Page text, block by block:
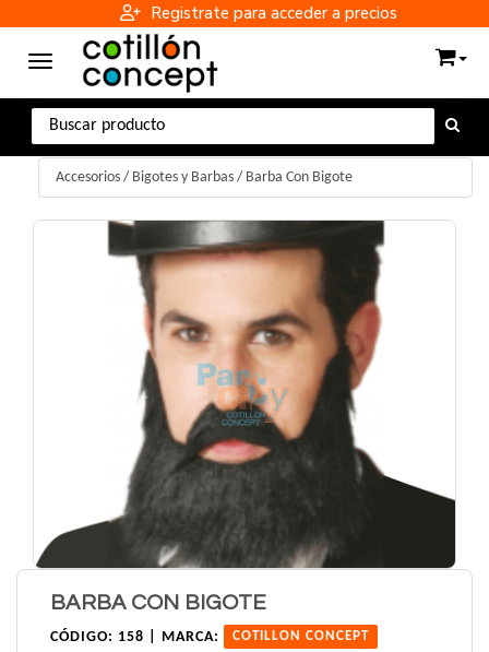
Registrate para acceder a precios
Toggle navigation
Accesorios / Bigotes y Barbas / Barba Con Bigote
BARBA CON BIGOTE
CÓDIGO: 158 | MARCA: COTILLON CONCEPT